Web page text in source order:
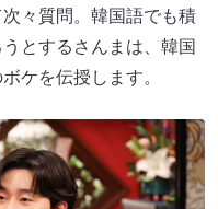
々質問。韓国語でも積
とするさんまは、韓国
ケを伝授します。